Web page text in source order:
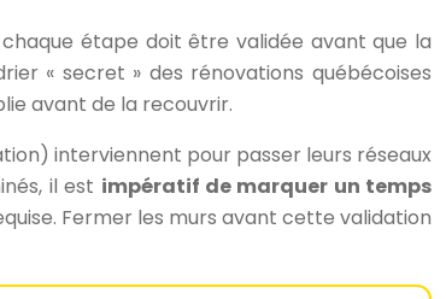
chaque étape doit être validée avant que la
« secret » des rénovations québécoises
avant de la recouvrir.
interviennent pour passer leurs réseaux
il est impératif de marquer un temps
Fermer les murs avant cette validation